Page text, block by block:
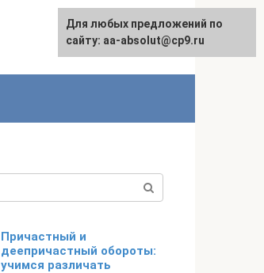
English
Причастный и
деепричастный обороты:
учимся различать
Для любых предложений по
сайту: aa-absolut@cp9.ru